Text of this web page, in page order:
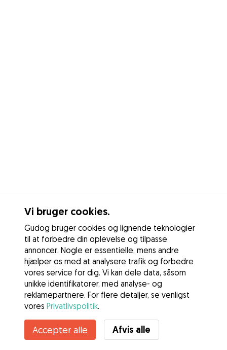
Kontakt Louise
Kender du Gudogs fordele? Se mere
Vi bruger cookies.
Gudog bruger cookies og lignende teknologier
til at forbedre din oplevelse og tilpasse
annoncer. Nogle er essentielle, mens andre
hjælper os med at analysere trafik og forbedre
vores service for dig. Vi kan dele data, såsom
unikke identifikatorer, med analyse- og
reklamepartnere. For flere detaljer, se venligst
vores Privatlivspolitik.
Accepter alle Afvis alle